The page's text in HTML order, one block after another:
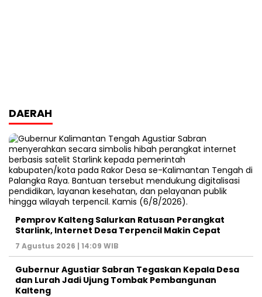
DAERAH
Pemprov Kalteng Salurkan Ratusan Perangkat
Starlink, Internet Desa Terpencil Makin Cepat
7 Agustus 2026 | 14:09 WIB
Gubernur Agustiar Sabran Tegaskan Kepala Desa
dan Lurah Jadi Ujung Tombak Pembangunan
Kalteng